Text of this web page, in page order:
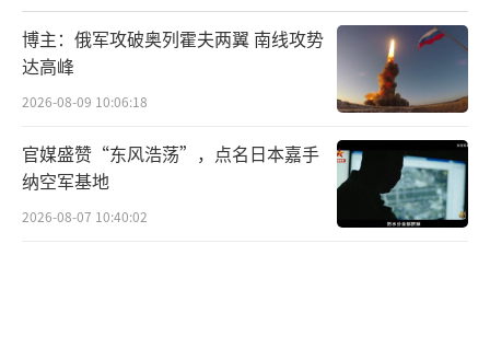
博主：俄军攻破奥列霍夫两翼 南线攻势
达高峰
2026-08-09 10:06:18
官媒盛赞“东风浩荡”，点名日本嘉手
纳空军基地
2026-08-07 10:40:02